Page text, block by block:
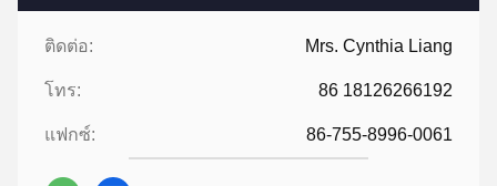
ติดต่อ: Mrs. Cynthia Liang
โทร: 86 18126266192
แฟกซ์: 86-755-8996-0061